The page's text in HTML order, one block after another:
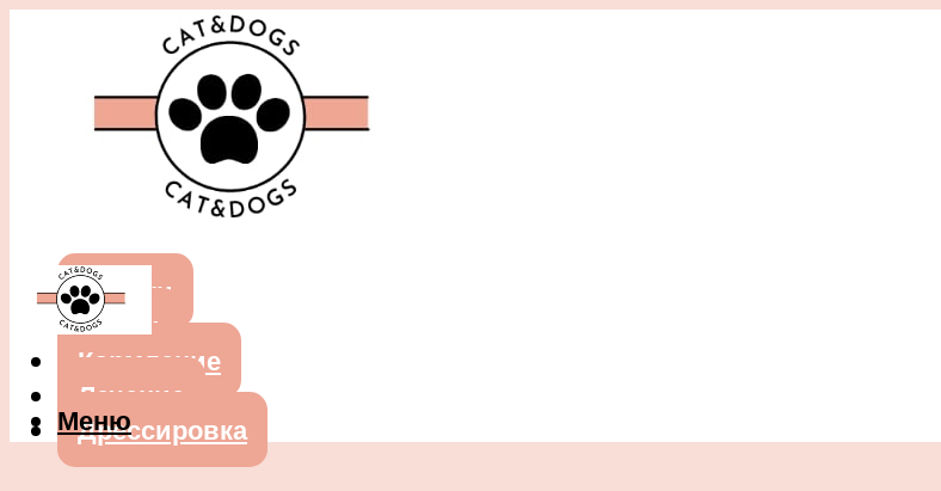
Собаки
Кошки
Кормление
Лечение
Дрессировка
Меню